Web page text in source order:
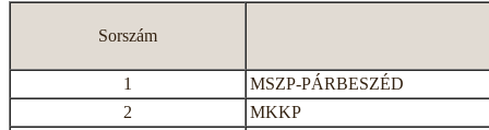
Sorszám
1
MSZP-PÁRBESZÉD
2
MKKP